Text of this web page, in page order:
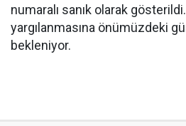
numaralı sanık olarak gösterildi.
yargılanmasına önümüzdeki
bekleniyor.